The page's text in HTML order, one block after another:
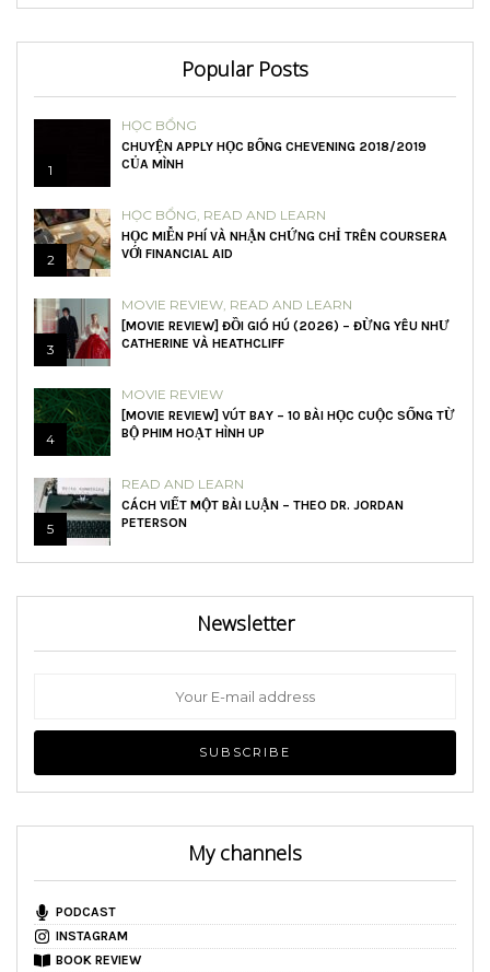
Popular Posts
1
HỌC BỔNG
CHUYỆN APPLY HỌC BỔNG CHEVENING 2018/2019
CỦA MÌNH
2
HỌC BỔNG, READ AND LEARN
HỌC MIỄN PHÍ VÀ NHẬN CHỨNG CHỈ TRÊN COURSERA
VỚI FINANCIAL AID
3
MOVIE REVIEW, READ AND LEARN
[MOVIE REVIEW] ĐỒI GIÓ HÚ (2026) – ĐỪNG YÊU NHƯ
CATHERINE VÀ HEATHCLIFF
4
MOVIE REVIEW
[MOVIE REVIEW] VÚT BAY – 10 BÀI HỌC CUỘC SỐNG TỪ
BỘ PHIM HOẠT HÌNH UP
5
READ AND LEARN
CÁCH VIẾT MỘT BÀI LUẬN – THEO DR. JORDAN
PETERSON
Newsletter
My channels
PODCAST
INSTAGRAM
BOOK REVIEW